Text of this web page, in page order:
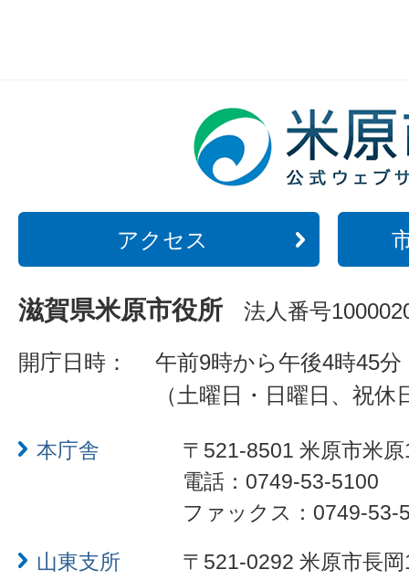
アクセス
滋賀県米原市役所 法人番号
開庁日時：
午前9時から午後4時45分
（土曜日・日曜日、祝
本庁舎
〒521-8501 米原市米
電話：0749-53-5100
ファックス：0749-53-
山東支所
〒521-0292 米原市長